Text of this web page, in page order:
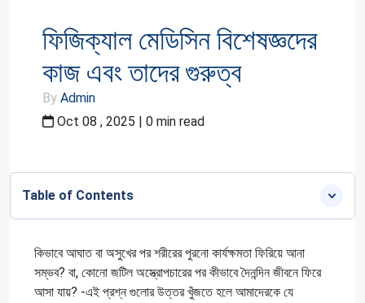
ফিজিক্যাল মেডিসিন বিশেষজ্ঞদের
কাজ এবং তাদের গুরুত্ব
By Admin
Oct 08 , 2025 | 0 min read
Table of Contents
কিভাবে আঘাত বা অসুখের পর শরীরের পুরনো কার্যক্ষমতা ফিরিয়ে আনা
সম্ভব? বা, কোনো জটিল অস্ত্রোপচারের পর কীভাবে দৈনন্দিন জীবনে ফিরে
আসা যায়? -এই প্রশ্ন গুলোর উত্তর খুঁজতে হলে আমাদেরকে যে